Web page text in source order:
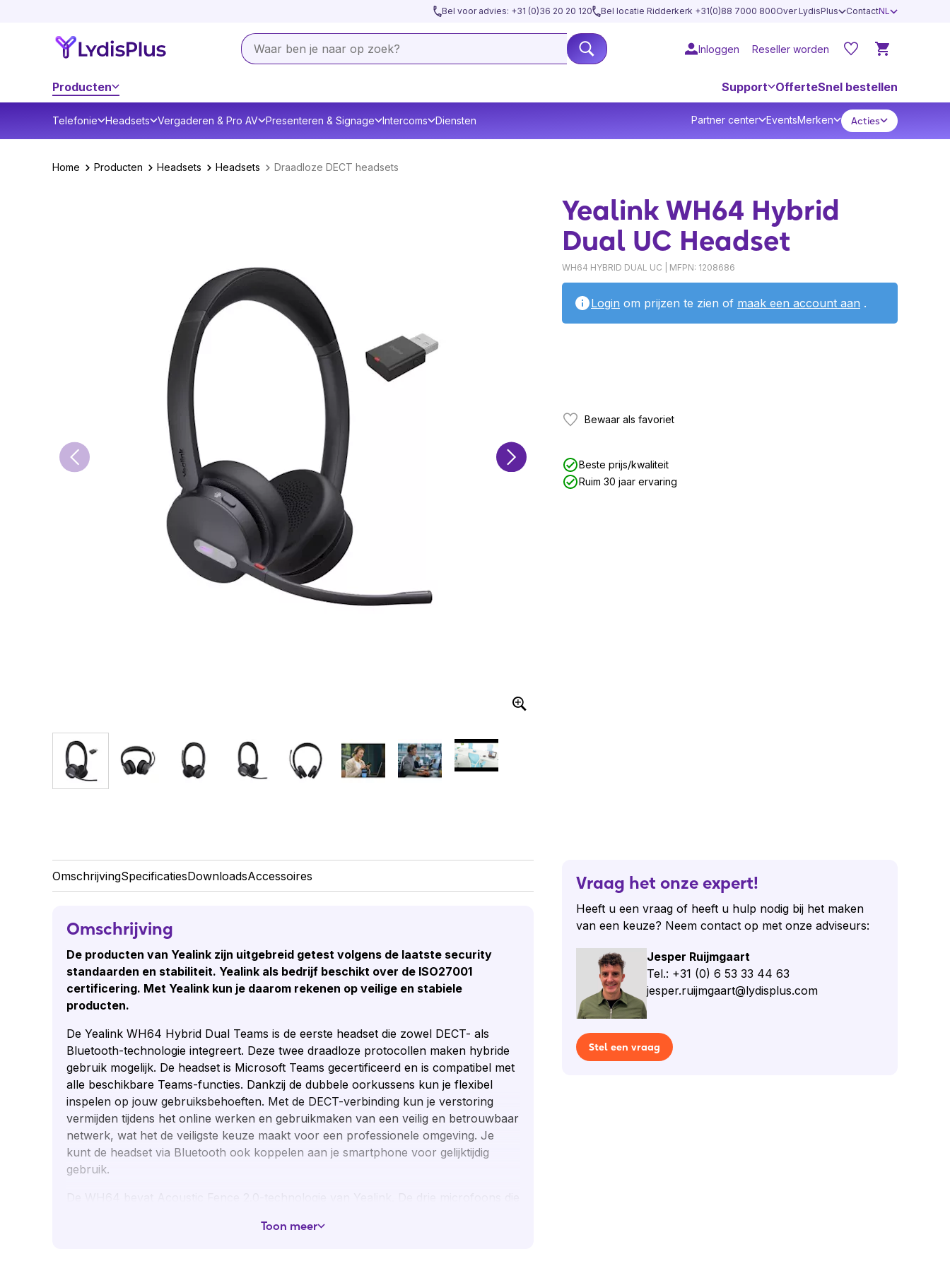
Bel voor advies: +31 (0)36 20 20 120 Bel locatie Ridderkerk +31(0)88 7000 800Over LydisPlus ContactNL
Inloggen Reseller worden
Producten Support OfferteSnel bestellen
Telefonie Headsets Vergaderen & Pro AV Presenteren & Signage Intercoms Diensten Partner center EventsMerken Acties
Home Producten Headsets Headsets Draadloze DECT headsets
Yealink WH64 Hybrid
Dual UC Headset
WH64 HYBRID DUAL UC | MFPN: 1208686
Login om prijzen te zien of maak een account aan .
Bewaar als favoriet
Beste prijs/kwaliteit
Ruim 30 jaar ervaring
OmschrijvingSpecificatiesDownloadsAccessoires
Omschrijving
De producten van Yealink zijn uitgebreid getest volgens de laatste security
standaarden en stabiliteit. Yealink als bedrijf beschikt over de ISO27001
certificering. Met Yealink kun je daarom rekenen op veilige en stabiele
producten.
De Yealink WH64 Hybrid Dual Teams is de eerste headset die zowel DECT- als
Bluetooth-technologie integreert. Deze twee draadloze protocollen maken hybride
gebruik mogelijk. De headset is Microsoft Teams gecertificeerd en is compatibel met
alle beschikbare Teams-functies. Dankzij de dubbele oorkussens kun je flexibel
inspelen op jouw gebruiksbehoeften. Met de DECT-verbinding kun je verstoring
vermijden tijdens het online werken en gebruikmaken van een veilig en betrouwbaar
netwerk, wat het de veiligste keuze maakt voor een professionele omgeving. Je
kunt de headset via Bluetooth ook koppelen aan je smartphone voor gelijktijdig
gebruik.
je gesprekspartner jou altijd helder en duidelijk kan verstaan. De kunstlederen
Toon meer
Vraag het onze expert!
Heeft u een vraag of heeft u hulp nodig bij het maken
van een keuze? Neem contact op met onze adviseurs:
Jesper Ruijmgaart
Tel.: +31 (0) 6 53 33 44 63
jesper.ruijmgaart@lydisplus.com
Stel een vraag